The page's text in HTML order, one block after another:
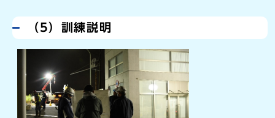
（5）訓練説明